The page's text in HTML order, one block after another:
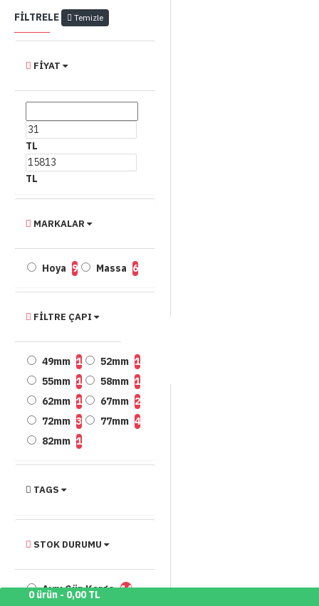
0 ürün - 0,00 TL
FILTRELE Temizle
FIYAT
TL
TL
MARKALAR
Hoya 9 Massa 6
FILTRE ÇAPI
49mm 1 52mm 1
55mm 1 58mm 1
62mm 1 67mm 2
72mm 3 77mm 4
82mm 1
TAGS
STOK DURUMU
Aynı Gün Kargo 14